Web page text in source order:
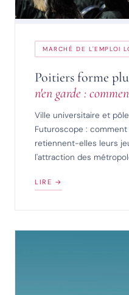
MARCHÉ DE L'EMPLOI
Poitiers forme
n'en garde :
Ville universitaire et
Futuroscope : comment
retiennent-elles leurs
l'attraction des
LIRE →